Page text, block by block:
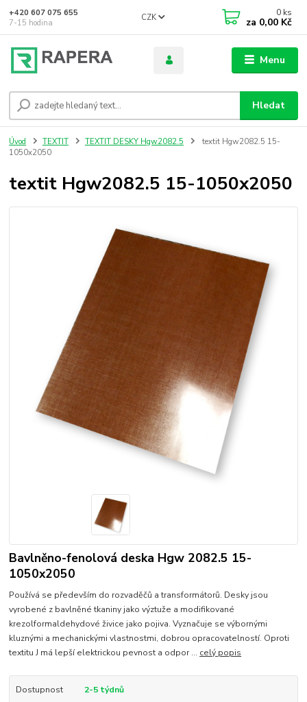
Menu
CZK
Hledat
+420 607 075 655
7-15 hodina
0 ks
za 0,00 Kč
Úvod TEXTIT TEXTIT DESKY Hgw2082.5
textit Hgw2082.5 15-
1050x2050
textit Hgw2082.5 15-1050x2050
Bavlněno-fenolová deska Hgw 2082.5 15-
1050x2050
Používá se především do rozvaděčů a transformátorů. Desky jsou
vyrobené z bavlněné tkaniny jako výztuže a modifikované
krezolformaldehydové živice jako pojiva. Vyznačuje se výbornými
kluznými a mechanickými vlastnostmi, dobrou opracovatelností. Oproti
textitu J má lepší elektrickou pevnost a odpor ... celý popis
Dostupnost 2-5 týdnů